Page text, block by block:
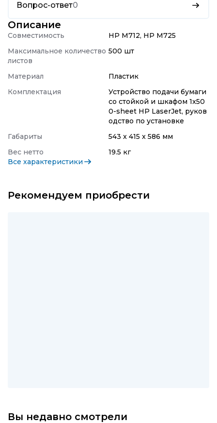
Вопрос-ответ0
Описание
Совместимость
HP M712, HP M725
Максимальное количество
листов
500 шт
Материал
Пластик
Комплектация
Устройство подачи бумаги
со стойкой и шкафом 1x50
0-sheet HP LaserJet, руков
одство по установке
Габариты
543 x 415 x 586 мм
Вес нетто
19.5 кг
Все характеристики
Рекомендуем приобрести
Вы недавно смотрели